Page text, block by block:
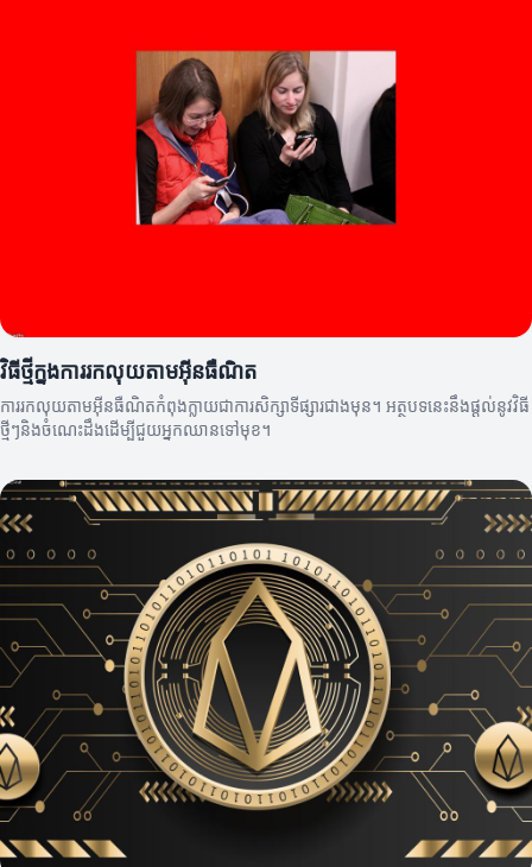
វិធីថ្មីក្នុងការរកលុយតាមអ៊ីនធឺណិត
ការរកលុយតាមអ៊ីនធឺណិតកំពុងក្លាយជាការសិក្សាទីផ្សារជាងមុន។ អត្ថបទនេះនឹងផ្តល់នូវវិធី
ថ្មីៗនិងចំណេះដឹងដើម្បីជួយអ្នកឈានទៅមុខ។